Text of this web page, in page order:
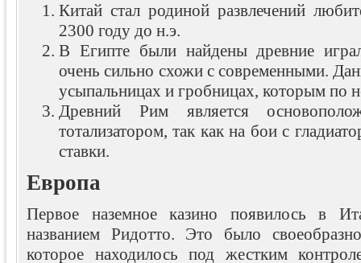
Китай стал родиной развлечений
2300 году до н.э.
В Египте были найдены древние
очень сильно схожи с современными.
усыпальницах и гробницах, которым по
Древний Рим является
тотализатором, так как на бои с
ставки.
Европа
Первое наземное казино появилось в
названием Ридотто. Это было
которое находилось под жестким